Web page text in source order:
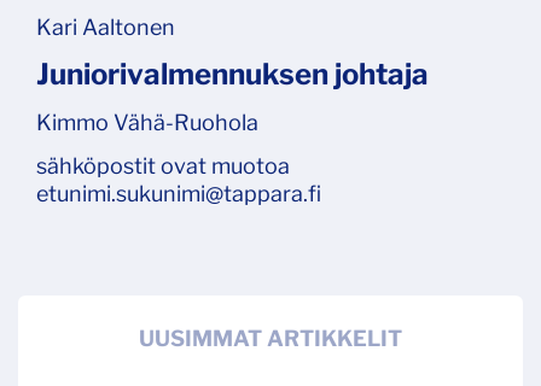
Kari Aaltonen
Juniorivalmennuksen johtaja
Kimmo Vähä-Ruohola
sähköpostit ovat muotoa
etunimi.sukunimi@tappara.fi
UUSIMMAT ARTIKKELIT